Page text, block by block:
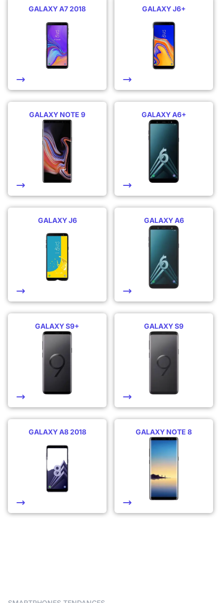
GALAXY A7 2018 GALAXY J6+
GALAXY NOTE 9 GALAXY A6+
GALAXY J6 GALAXY A6
GALAXY S9+ GALAXY S9
GALAXY A8 2018 GALAXY NOTE 8